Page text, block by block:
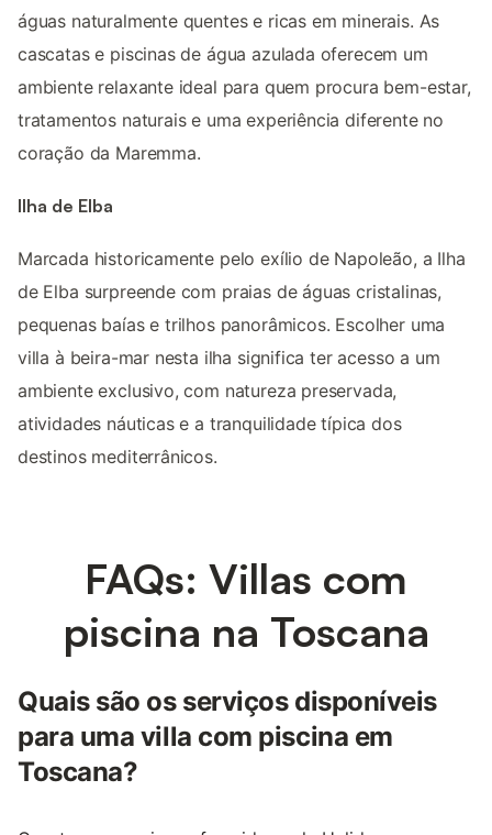
águas naturalmente quentes e ricas em minerais. As
cascatas e piscinas de água azulada oferecem um
ambiente relaxante ideal para quem procura bem-estar,
tratamentos naturais e uma experiência diferente no
coração da Maremma.
Ilha de Elba
Marcada historicamente pelo exílio de Napoleão, a Ilha
de Elba surpreende com praias de águas cristalinas,
pequenas baías e trilhos panorâmicos. Escolher uma
villa à beira-mar nesta ilha significa ter acesso a um
ambiente exclusivo, com natureza preservada,
atividades náuticas e a tranquilidade típica dos
destinos mediterrânicos.
FAQs: Villas com
piscina na Toscana
Quais são os serviços disponíveis
para uma villa com piscina em
Toscana?